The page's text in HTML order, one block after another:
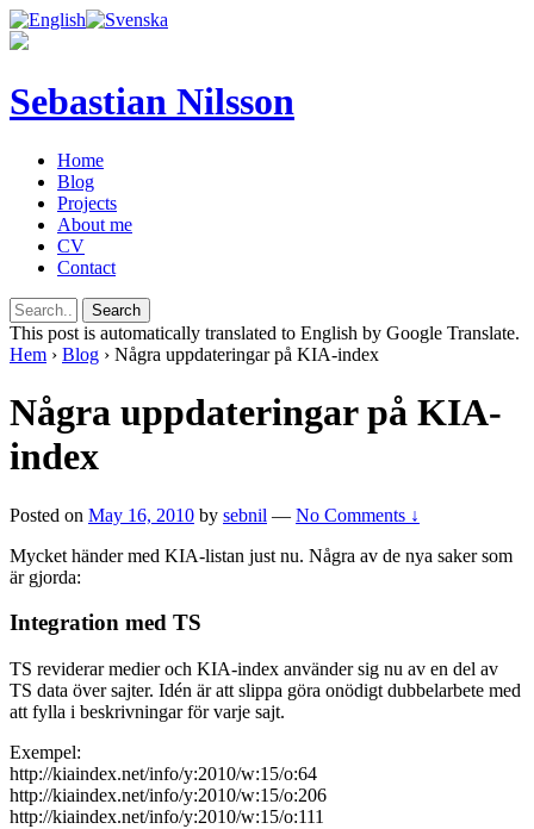
Sebastian Nilsson
Home
Blog
Projects
About me
CV
Contact
This post is automatically translated to English by Google Translate.
Hem › Blog › Några uppdateringar på KIA-index
Några uppdateringar på KIA-
index
Posted on May 16, 2010 by sebnil — No Comments ↓
Mycket händer med KIA-listan just nu. Några av de nya saker som
är gjorda:
Integration med TS
TS reviderar medier och KIA-index använder sig nu av en del av
TS data över sajter. Idén är att slippa göra onödigt dubbelarbete med
att fylla i beskrivningar för varje sajt.
Exempel:
http://kiaindex.net/info/y:2010/w:15/o:64
http://kiaindex.net/info/y:2010/w:15/o:206
http://kiaindex.net/info/y:2010/w:15/o:111